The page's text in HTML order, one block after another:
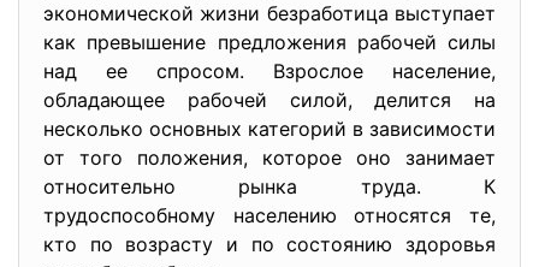
экономической жизни безработица выступает
как превышение предложения рабочей силы
над ее спросом. Взрослое население,
обладающее рабочей силой, делится на
несколько основных категорий в зависимости
от того положения, которое оно занимает
относительно рынка труда. К
трудоспособному населению относятся те,
кто по возрасту и по состоянию здоровья